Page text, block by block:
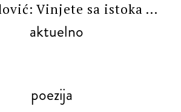
Vinjete sa istoka ...
aktuelno
poezija